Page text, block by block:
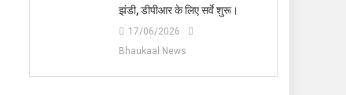
झंडी, डीपीआर के लिए सर्वे शुरू।
17/06/2026
Bhaukaal News